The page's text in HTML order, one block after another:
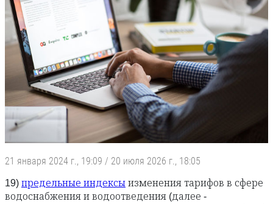
21 января 2024 г., 19:09 / 20 июля 2026 г., 18:05
19) предельные индексы изменения тарифов в сфере
водоснабжения и водоотведения (далее -